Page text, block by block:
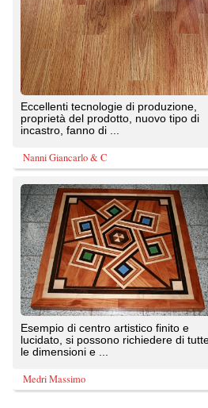
Nanni Giancarlo & C
lucidato, si possono richiedere di tutte
le dimensioni e ...
Medri Massimo
la ...
TrovaPavimenti.it
AF Coding Studio
via A. Diaz, 1
20087 Robecco sul Naviglio (MI)
P.iva 03980840965
T: